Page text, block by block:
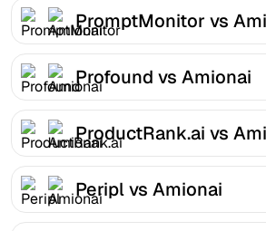
PromptMonitor vs
Profound vs Amionai
ProductRank.ai vs
Peripl vs Amionai